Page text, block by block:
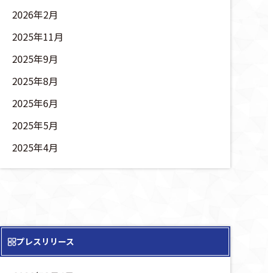
2026年2月
2025年11月
2025年9月
2025年8月
2025年6月
2025年5月
2025年4月
プレスリリース